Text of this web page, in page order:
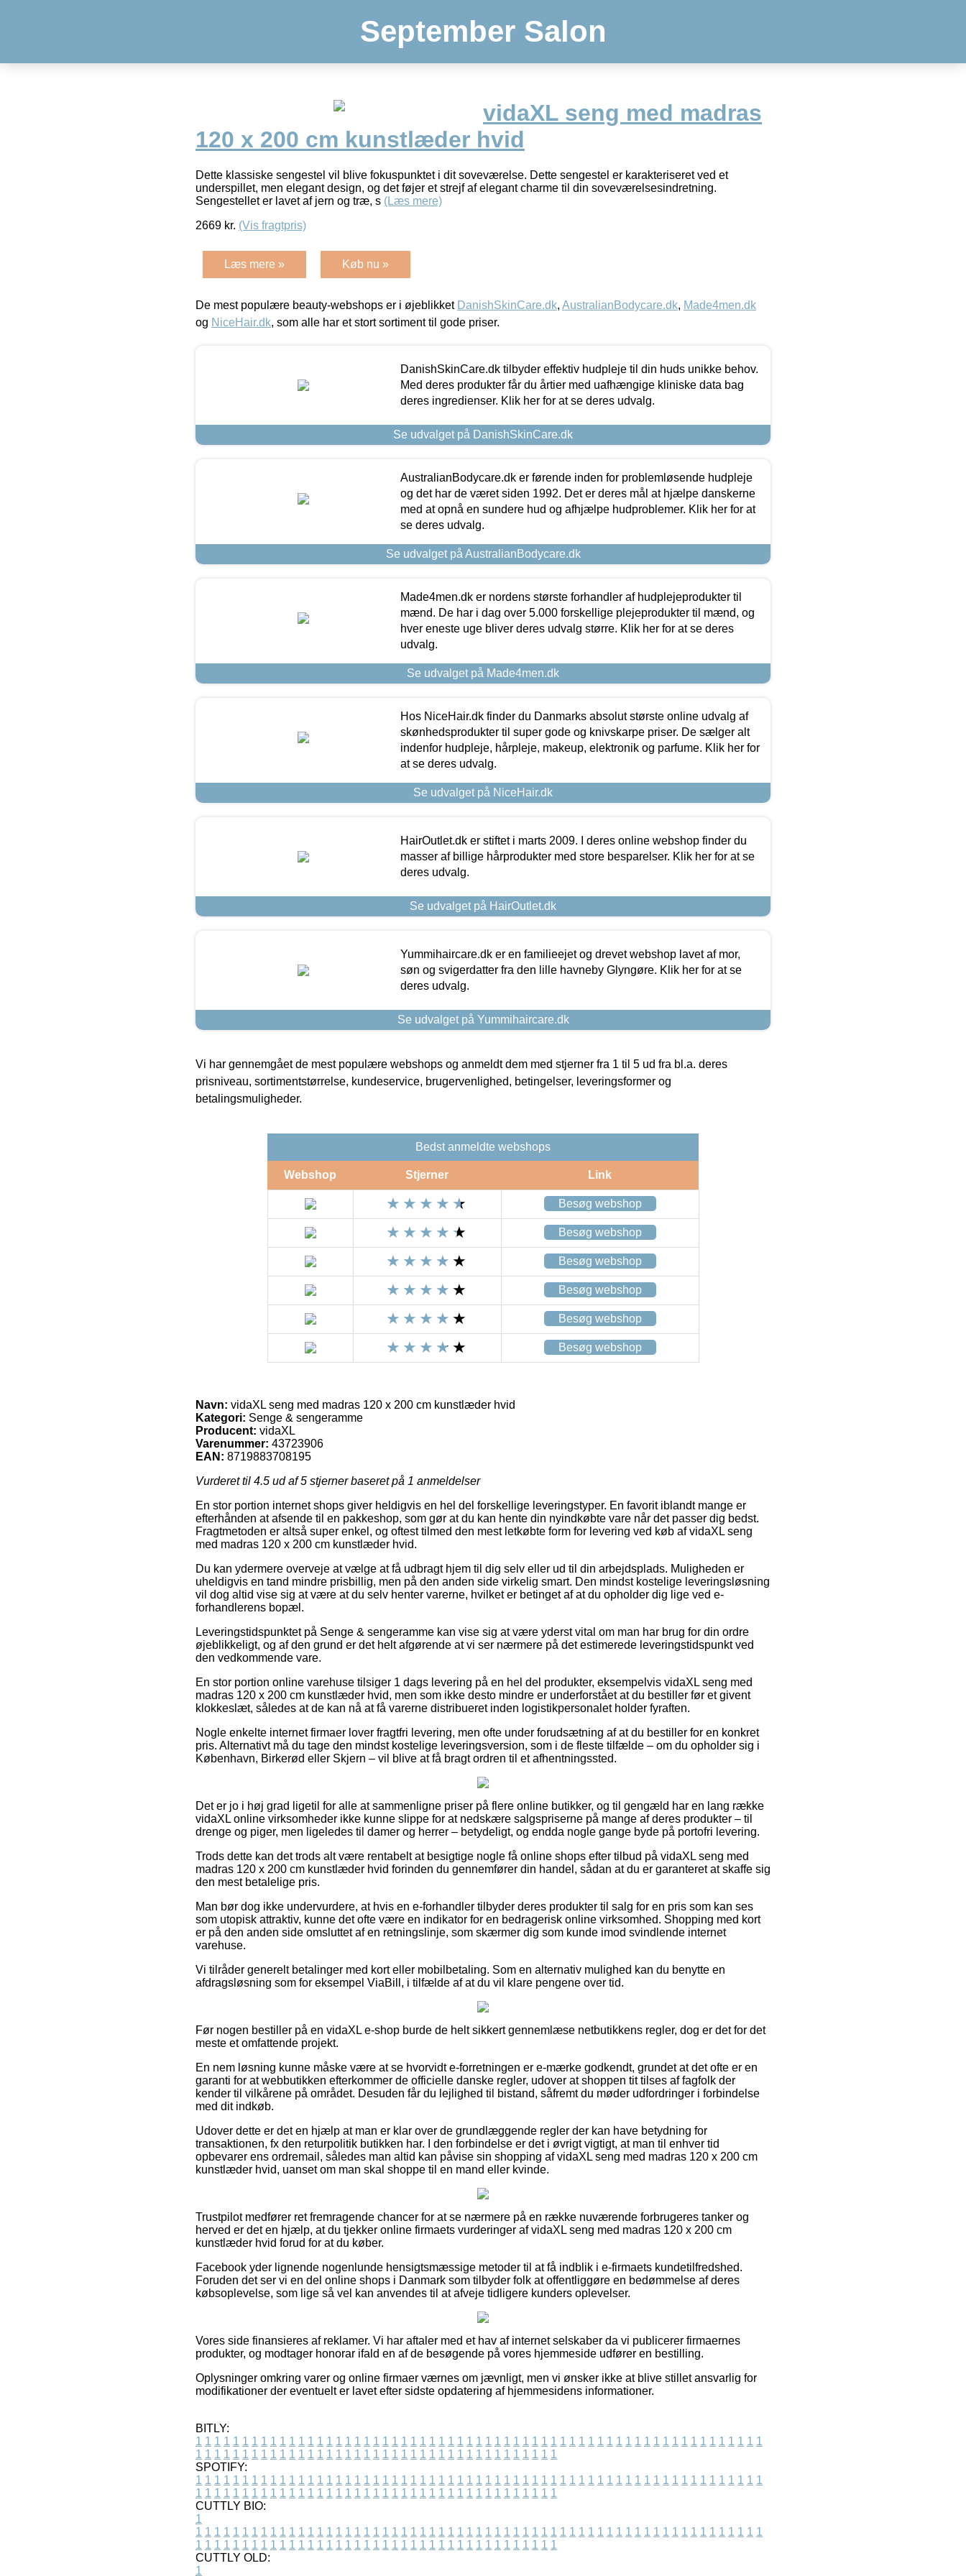
September Salon
vidaXL seng med madras
120 x 200 cm kunstlæder hvid
Dette klassiske sengestel vil blive fokuspunktet i dit soveværelse. Dette sengestel er karakteriseret ved et
underspillet, men elegant design, og det føjer et strejf af elegant charme til din soveværelsesindretning.
Sengestellet er lavet af jern og træ, s (Læs mere)
2669 kr. (Vis fragtpris)
Læs mere » Køb nu »
De mest populære beauty-webshops er i øjeblikket DanishSkinCare.dk, AustralianBodycare.dk, Made4men.dk
og NiceHair.dk, som alle har et stort sortiment til gode priser.
DanishSkinCare.dk tilbyder effektiv hudpleje til din huds unikke behov.
Med deres produkter får du årtier med uafhængige kliniske data bag
deres ingredienser. Klik her for at se deres udvalg.
Se udvalget på DanishSkinCare.dk
AustralianBodycare.dk er førende inden for problemløsende hudpleje
og det har de været siden 1992. Det er deres mål at hjælpe danskerne
med at opnå en sundere hud og afhjælpe hudproblemer. Klik her for at
se deres udvalg.
Se udvalget på AustralianBodycare.dk
Made4men.dk er nordens største forhandler af hudplejeprodukter til
mænd. De har i dag over 5.000 forskellige plejeprodukter til mænd, og
hver eneste uge bliver deres udvalg større. Klik her for at se deres
udvalg.
Se udvalget på Made4men.dk
Hos NiceHair.dk finder du Danmarks absolut største online udvalg af
skønhedsprodukter til super gode og knivskarpe priser. De sælger alt
indenfor hudpleje, hårpleje, makeup, elektronik og parfume. Klik her for
at se deres udvalg.
Se udvalget på NiceHair.dk
HairOutlet.dk er stiftet i marts 2009. I deres online webshop finder du
masser af billige hårprodukter med store besparelser. Klik her for at se
deres udvalg.
Se udvalget på HairOutlet.dk
Yummihaircare.dk er en familieejet og drevet webshop lavet af mor,
søn og svigerdatter fra den lille havneby Glyngøre. Klik her for at se
deres udvalg.
Se udvalget på Yummihaircare.dk
Vi har gennemgået de mest populære webshops og anmeldt dem med stjerner fra 1 til 5 ud fra bl.a. deres
prisniveau, sortimentstørrelse, kundeservice, brugervenlighed, betingelser, leveringsformer og
betalingsmuligheder.
Bedst anmeldte webshops
Webshop Stjerner Link
Besøg webshop
Besøg webshop
Besøg webshop
Besøg webshop
Besøg webshop
Besøg webshop
Navn: vidaXL seng med madras 120 x 200 cm kunstlæder hvid
Kategori: Senge & sengeramme
Producent: vidaXL
Varenummer: 43723906
EAN: 8719883708195
Vurderet til 4.5 ud af 5 stjerner baseret på 1 anmeldelser
En stor portion internet shops giver heldigvis en hel del forskellige leveringstyper. En favorit iblandt mange er
efterhånden at afsende til en pakkeshop, som gør at du kan hente din nyindkøbte vare når det passer dig bedst.
Fragtmetoden er altså super enkel, og oftest tilmed den mest letkøbte form for levering ved køb af vidaXL seng
med madras 120 x 200 cm kunstlæder hvid.
Du kan ydermere overveje at vælge at få udbragt hjem til dig selv eller ud til din arbejdsplads. Muligheden er
uheldigvis en tand mindre prisbillig, men på den anden side virkelig smart. Den mindst kostelige leveringsløsning
vil dog altid vise sig at være at du selv henter varerne, hvilket er betinget af at du opholder dig lige ved e-
forhandlerens bopæl.
Leveringstidspunktet på Senge & sengeramme kan vise sig at være yderst vital om man har brug for din ordre
øjeblikkeligt, og af den grund er det helt afgørende at vi ser nærmere på det estimerede leveringstidspunkt ved
den vedkommende vare.
En stor portion online varehuse tilsiger 1 dags levering på en hel del produkter, eksempelvis vidaXL seng med
madras 120 x 200 cm kunstlæder hvid, men som ikke desto mindre er underforstået at du bestiller før et givent
klokkeslæt, således at de kan nå at få varerne distribueret inden logistikpersonalet holder fyraften.
Nogle enkelte internet firmaer lover fragtfri levering, men ofte under forudsætning af at du bestiller for en konkret
pris. Alternativt må du tage den mindst kostelige leveringsversion, som i de fleste tilfælde – om du opholder sig i
København, Birkerød eller Skjern – vil blive at få bragt ordren til et afhentningssted.
Det er jo i høj grad ligetil for alle at sammenligne priser på flere online butikker, og til gengæld har en lang række
vidaXL online virksomheder ikke kunne slippe for at nedskære salgspriserne på mange af deres produkter – til
drenge og piger, men ligeledes til damer og herrer – betydeligt, og endda nogle gange byde på portofri levering.
Trods dette kan det trods alt være rentabelt at besigtige nogle få online shops efter tilbud på vidaXL seng med
madras 120 x 200 cm kunstlæder hvid forinden du gennemfører din handel, sådan at du er garanteret at skaffe sig
den mest betalelige pris.
Man bør dog ikke undervurdere, at hvis en e-forhandler tilbyder deres produkter til salg for en pris som kan ses
som utopisk attraktiv, kunne det ofte være en indikator for en bedragerisk online virksomhed. Shopping med kort
er på den anden side omsluttet af en retningslinje, som skærmer dig som kunde imod svindlende internet
varehuse.
Vi tilråder generelt betalinger med kort eller mobilbetaling. Som en alternativ mulighed kan du benytte en
afdragsløsning som for eksempel ViaBill, i tilfælde af at du vil klare pengene over tid.
Før nogen bestiller på en vidaXL e-shop burde de helt sikkert gennemlæse netbutikkens regler, dog er det for det
meste et omfattende projekt.
En nem løsning kunne måske være at se hvorvidt e-forretningen er e-mærke godkendt, grundet at det ofte er en
garanti for at webbutikken efterkommer de officielle danske regler, udover at shoppen tit tilses af fagfolk der
kender til vilkårene på området. Desuden får du lejlighed til bistand, såfremt du møder udfordringer i forbindelse
med dit indkøb.
Udover dette er det en hjælp at man er klar over de grundlæggende regler der kan have betydning for
transaktionen, fx den returpolitik butikken har. I den forbindelse er det i øvrigt vigtigt, at man til enhver tid
opbevarer ens ordremail, således man altid kan påvise sin shopping af vidaXL seng med madras 120 x 200 cm
kunstlæder hvid, uanset om man skal shoppe til en mand eller kvinde.
Trustpilot medfører ret fremragende chancer for at se nærmere på en række nuværende forbrugeres tanker og
herved er det en hjælp, at du tjekker online firmaets vurderinger af vidaXL seng med madras 120 x 200 cm
kunstlæder hvid forud for at du køber.
Facebook yder lignende nogenlunde hensigtsmæssige metoder til at få indblik i e-firmaets kundetilfredshed.
Foruden det ser vi en del online shops i Danmark som tilbyder folk at offentliggøre en bedømmelse af deres
købsoplevelse, som lige så vel kan anvendes til at afveje tidligere kunders oplevelser.
Vores side finansieres af reklamer. Vi har aftaler med et hav af internet selskaber da vi publicerer firmaernes
produkter, og modtager honorar ifald en af de besøgende på vores hjemmeside udfører en bestilling.
Oplysninger omkring varer og online firmaer værnes om jævnligt, men vi ønsker ikke at blive stillet ansvarlig for
modifikationer der eventuelt er lavet efter sidste opdatering af hjemmesidens informationer.
BITLY:
1 1 1 1 1 1 1 1 1 1 1 1 1 1 1 1 1 1 1 1 1 1 1 1 1 1 1 1 1 1 1 1 1 1 1 1 1 1 1 1 1 1 1 1 1 1 1 1 1 1 1 1 1 1 1 1 1 1 1 1 1
1 1 1 1 1 1 1 1 1 1 1 1 1 1 1 1 1 1 1 1 1 1 1 1 1 1 1 1 1 1 1 1 1 1 1 1 1 1 1
SPOTIFY:
1 1 1 1 1 1 1 1 1 1 1 1 1 1 1 1 1 1 1 1 1 1 1 1 1 1 1 1 1 1 1 1 1 1 1 1 1 1 1 1 1 1 1 1 1 1 1 1 1 1 1 1 1 1 1 1 1 1 1 1 1
1 1 1 1 1 1 1 1 1 1 1 1 1 1 1 1 1 1 1 1 1 1 1 1 1 1 1 1 1 1 1 1 1 1 1 1 1 1 1
CUTTLY BIO:
1
1 1 1 1 1 1 1 1 1 1 1 1 1 1 1 1 1 1 1 1 1 1 1 1 1 1 1 1 1 1 1 1 1 1 1 1 1 1 1 1 1 1 1 1 1 1 1 1 1 1 1 1 1 1 1 1 1 1 1 1 1
1 1 1 1 1 1 1 1 1 1 1 1 1 1 1 1 1 1 1 1 1 1 1 1 1 1 1 1 1 1 1 1 1 1 1 1 1 1 1
CUTTLY OLD:
1